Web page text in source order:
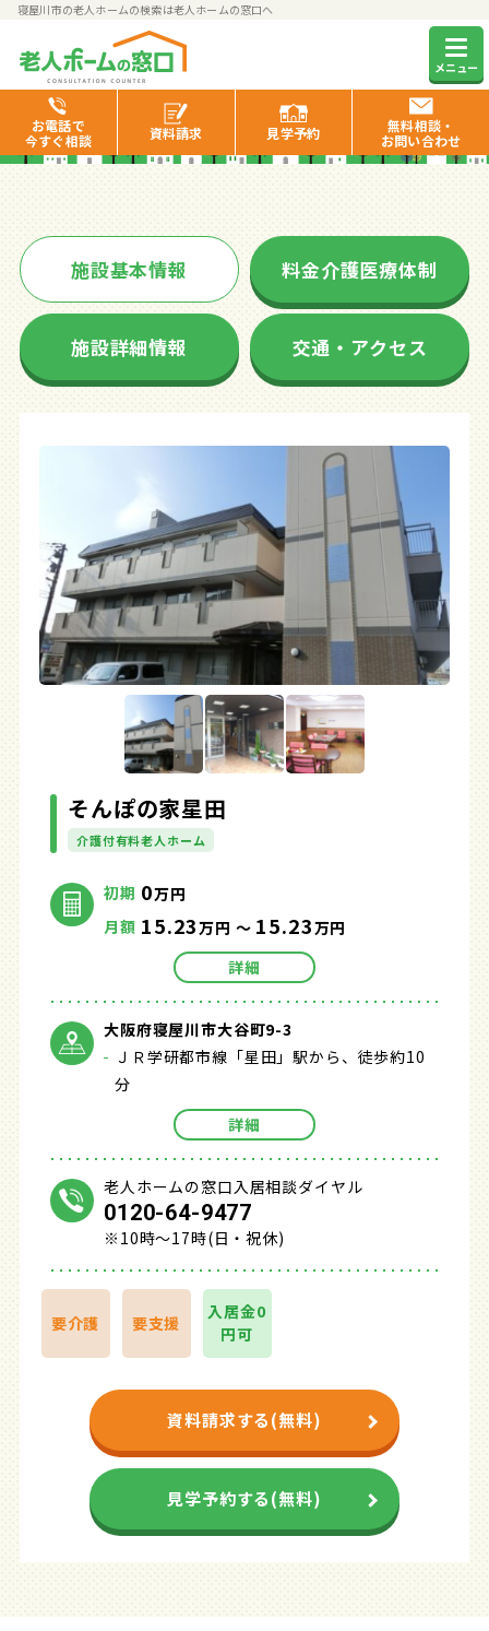
寝屋川市の老人ホームの検索は老人ホームの窓口へ
メニュー
お電話で
今すぐ相談
資料請求 見学予約
無料相談・
お問い合わせ
そんぽの家星田
施設基本情報 料金介護医療体制
施設詳細情報 交通・アクセス
そんぽの家星田
介護付有料老人ホーム
初期 0万円
月額 15.23万円 ～ 15.23万円
詳細
大阪府寝屋川市大谷町9-3
ＪＲ学研都市線「星田」駅から、徒歩約10
分
詳細
老人ホームの窓口入居相談ダイヤル
0120-64-9477
※10時～17時(日・祝休)
要介護 要支援
入居金0
円可
資料請求する(無料)
見学予約する(無料)